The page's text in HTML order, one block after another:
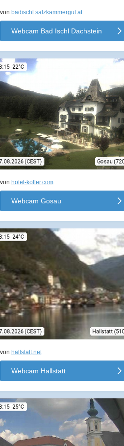
von badischl.salzkammergut.at
Webcam Bad Ischl Dachstein
von hotel-koller.com
Webcam Gosau
von hallstatt.net
Webcam Hallstatt